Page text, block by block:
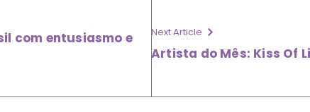
com entusiasmo e
Next Article
Artista do Mês: Kiss Of